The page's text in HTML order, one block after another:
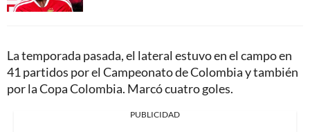
La temporada pasada, el lateral estuvo en el campo en
41 partidos por el Campeonato de Colombia y también
por la Copa Colombia. Marcó cuatro goles.
PUBLICIDAD